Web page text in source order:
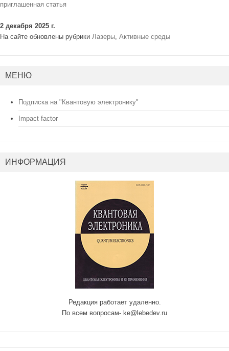
приглашенная статья
2 декабря 2025 г.
На сайте обновлены рубрики Лазеры, Активные среды
МЕНЮ
Подписка на "Квантовую электронику"
Impact factor
ИНФОРМАЦИЯ
Редакция работает удаленно.
По всем вопросам- ke@lebedev.ru